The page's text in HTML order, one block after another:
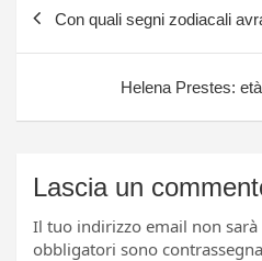
articoli
Con quali segni zodiacali
Helena Prestes:
Lascia un
Il tuo indirizzo email non
obbligatori sono